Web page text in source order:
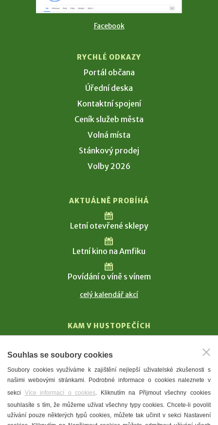
Facebook
RYCHLÉ ODKAZY
Portál občana
Úřední deska
Kontaktní spojení
Ceník služeb města
Volná místa
Stánkový prodej
Volby 2026
AKTUÁLNĚ PROBÍHÁ
Letní otevřené sklepy
Letní kino na Amfiku
Povídání o víně s vínem
celý kalendář akcí
KAM V HUSTOPEČÍCH
T. G. Masaryk
Mandloně
Ubytování
Restaurace
Městské muzeum a galerie
Souhlas se soubory cookies
Soubory cookies využíváme k zajištění nejlepší uživatelské zkušenosti s
našimi webovými stránkami. Podrobné informace o cookies naleznete v
sekci Více informací o cookies. Kliknutím na Přijmout všechny cookies
souhlasíte s tím, že můžeme užívat všechny typy cookies. Chcete-li povolit
užívání pouze některých typů cookies, můžete tak učinit v sekci Nastavení